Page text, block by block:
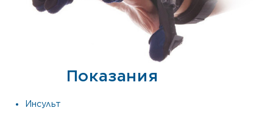
Показания
Инсульт